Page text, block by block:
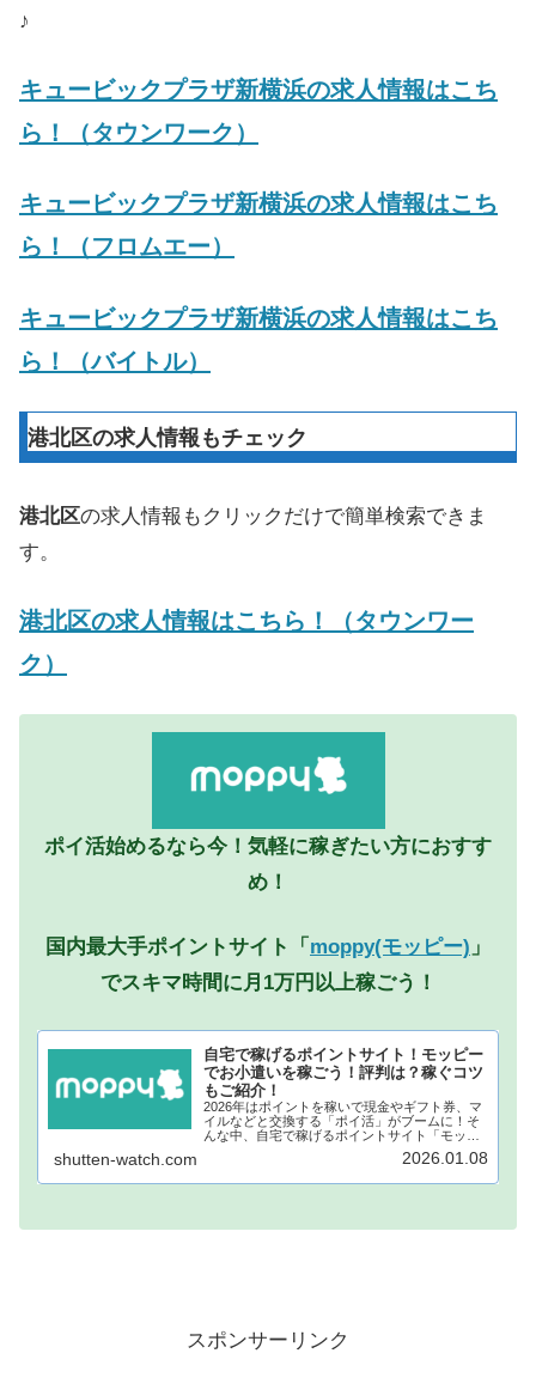
♪
キュービックプラザ新横浜の求人情報はこち
ら！（タウンワーク）
キュービックプラザ新横浜の求人情報はこち
ら！（フロムエー）
キュービックプラザ新横浜の求人情報はこち
ら！（バイトル）
港北区の求人情報もチェック
港北区の求人情報もクリックだけで簡単検索できま
す。
港北区の求人情報はこちら！（タウンワー
ク）
ポイ活始めるなら今！気軽に稼ぎたい方におすす
め！
国内最大手ポイントサイト「 moppy(モッピー) 」
でスキマ時間に月1万円以上稼ごう！
自宅で稼げるポイントサイト！モッピー
でお小遣いを稼ごう！評判は？稼ぐコツ
もご紹介！
2026年はポイントを稼いで現金やギフト券、マ
イルなどと交換する「ポイ活」がブームに！そ
んな中、自宅で稼げるポイントサイト「モッピ
ー」が注目されています！モッピーに登録し、
自宅でポイントを稼げば、あなたも月1万円稼ぐ
shutten-watch.com 2026.01.08
スポンサーリンク